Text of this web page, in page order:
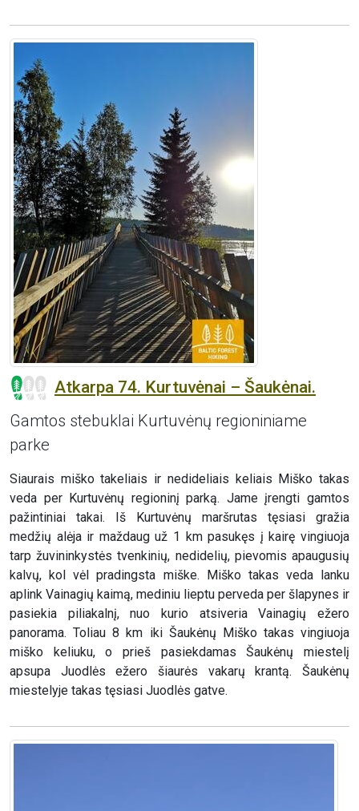
Atkarpa 74. Kurtuvėnai – Šaukėnai.
Gamtos stebuklai Kurtuvėnų regioniniame
parke
Siaurais miško takeliais ir nedideliais keliais Miško takas
veda per Kurtuvėnų regioninį parką. Jame įrengti gamtos
pažintiniai takai. Iš Kurtuvėnų maršrutas tęsiasi gražia
medžių alėja ir maždaug už 1 km pasukęs į kairę vingiuoja
tarp žuvininkystės tvenkinių, nedidelių, pievomis apaugusių
kalvų, kol vėl pradingsta miške. Miško takas veda lanku
aplink Vainagių kaimą, mediniu lieptu perveda per šlapynes ir
pasiekia piliakalnį, nuo kurio atsiveria Vainagių ežero
panorama. Toliau 8 km iki Šaukėnų Miško takas vingiuoja
miško keliuku, o prieš pasiekdamas Šaukėnų miestelį
apsupa Juodlės ežero šiaurės vakarų krantą. Šaukėnų
miestelyje takas tęsiasi Juodlės gatve.